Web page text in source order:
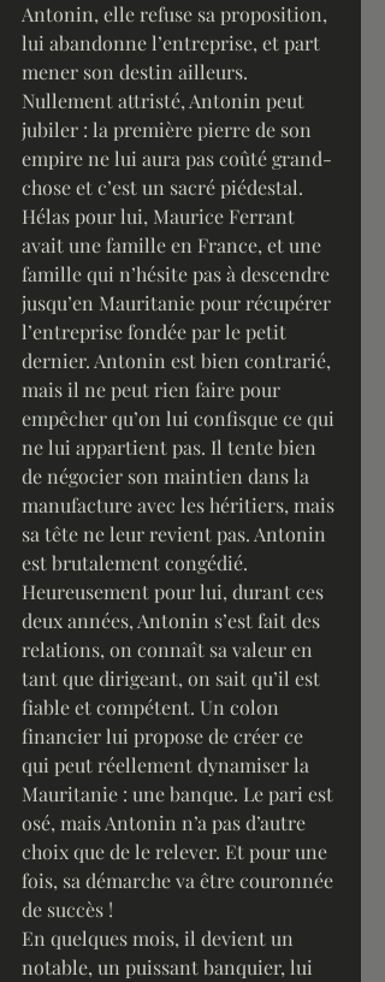
Antonin, elle refuse sa proposition,
lui abandonne l’entreprise, et part
mener son destin ailleurs.
Nullement attristé, Antonin peut
jubiler : la première pierre de son
empire ne lui aura pas coûté grand-
chose et c’est un sacré piédestal.
Hélas pour lui, Maurice Ferrant
avait une famille en France, et une
famille qui n’hésite pas à descendre
jusqu’en Mauritanie pour récupérer
l’entreprise fondée par le petit
dernier. Antonin est bien contrarié,
mais il ne peut rien faire pour
empêcher qu’on lui confisque ce qui
ne lui appartient pas. Il tente bien
de négocier son maintien dans la
manufacture avec les héritiers, mais
sa tête ne leur revient pas. Antonin
est brutalement congédié.
Heureusement pour lui, durant ces
deux années, Antonin s’est fait des
relations, on connaît sa valeur en
tant que dirigeant, on sait qu’il est
fiable et compétent. Un colon
financier lui propose de créer ce
qui peut réellement dynamiser la
Mauritanie : une banque. Le pari est
osé, mais Antonin n’a pas d’autre
choix que de le relever. Et pour une
fois, sa démarche va être couronnée
de succès !
En quelques mois, il devient un
notable, un puissant banquier, lui